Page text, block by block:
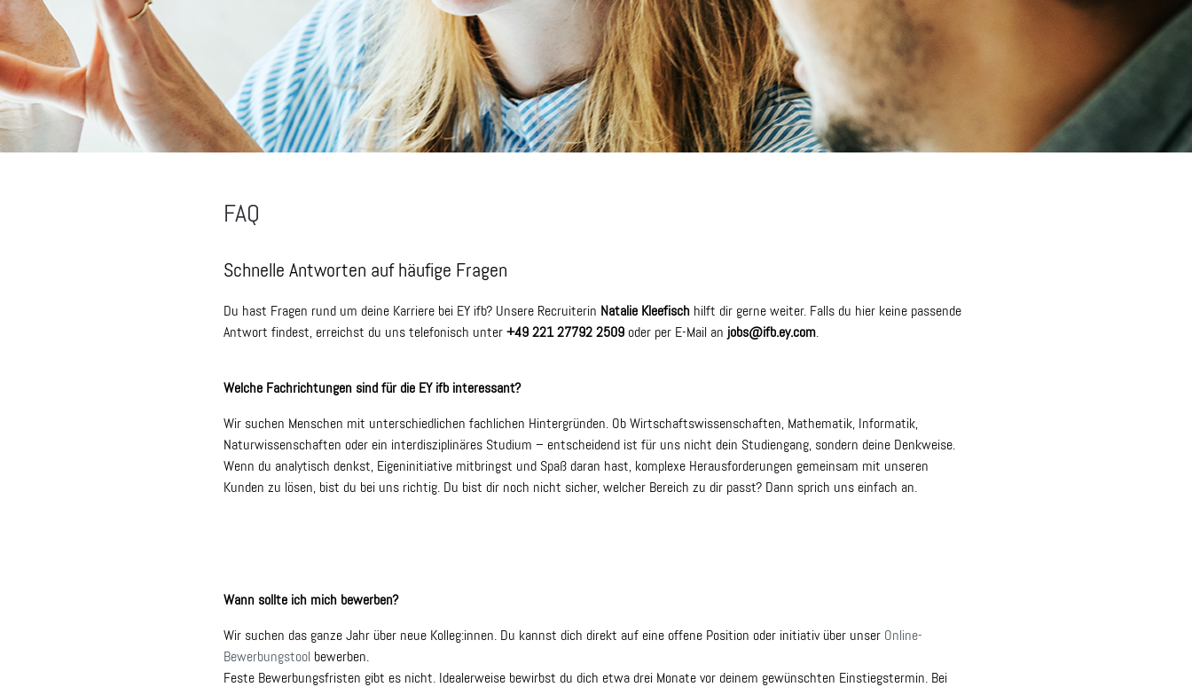
FAQ
Schnelle Antworten auf häufige Fragen
Du hast Fragen rund um deine Karriere bei EY ifb? Unsere Recruiterin Natalie Kleefisch hilft dir gerne weiter. Falls du hier keine passende
Antwort findest, erreichst du uns telefonisch unter +49 221 27792 2509 oder per E-Mail an jobs@ifb.ey.com.
Welche Fachrichtungen sind für die EY ifb interessant?
Wir suchen Menschen mit unterschiedlichen fachlichen Hintergründen. Ob Wirtschaftswissenschaften, Mathematik, Informatik,
Naturwissenschaften oder ein interdisziplinäres Studium – entscheidend ist für uns nicht dein Studiengang, sondern deine Denkweise.
Wenn du analytisch denkst, Eigeninitiative mitbringst und Spaß daran hast, komplexe Herausforderungen gemeinsam mit unseren
Kunden zu lösen, bist du bei uns richtig. Du bist dir noch nicht sicher, welcher Bereich zu dir passt? Dann sprich uns einfach an.
Wann sollte ich mich bewerben?
Wir suchen das ganze Jahr über neue Kolleg:innen. Du kannst dich direkt auf eine offene Position oder initiativ über unser Online-
Bewerbungstool bewerben.
Feste Bewerbungsfristen gibt es nicht. Idealerweise bewirbst du dich etwa drei Monate vor deinem gewünschten Einstiegstermin. Bei